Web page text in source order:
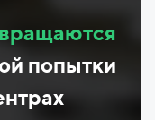
попытки